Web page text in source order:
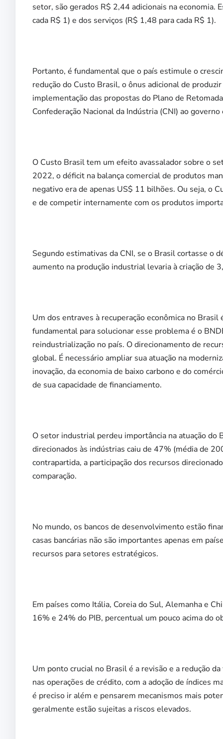
setor, são gerados R$ 2,44 adicionais na economia.
cada R$ 1) e dos serviços (R$ 1,48 para cada R$ 1).
Portanto, é fundamental que o país estimule o
redução do Custo Brasil, o ônus adicional de
implementação das propostas do Plano de
Confederação Nacional da Indústria (CNI) ao governo
O Custo Brasil tem um efeito avassalador sobre o
2022, o déficit na balança comercial de produtos
negativo era de apenas US$ 11 bilhões. Ou seja, o
e de competir internamente com os produtos
Segundo estimativas da CNI, se o Brasil cortasse o
aumento na produção industrial levaria à criação de
Um dos entraves à recuperação econômica no
fundamental para solucionar esse problema é o
reindustrialização no país. O direcionamento de
global. É necessário ampliar sua atuação na
inovação, da economia de baixo carbono e do
de sua capacidade de financiamento.
O setor industrial perdeu importância na atuação do
direcionados às indústrias caiu de 47% (média de
contrapartida, a participação dos recursos
comparação.
No mundo, os bancos de desenvolvimento estão
casas bancárias não são importantes apenas em
recursos para setores estratégicos.
Em países como Itália, Coreia do Sul, Alemanha e
16% e 24% do PIB, percentual um pouco acima do
Um ponto crucial no Brasil é a revisão e a redução
nas operações de crédito, com a adoção de índices
é preciso ir além e pensarem mecanismos mais
geralmente estão sujeitas a riscos elevados.